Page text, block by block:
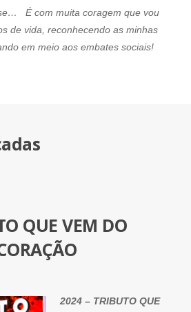
É com muita coragem que vou
de vida, reconhecendo as minhas
em meio aos embates sociais!
QUE VEM DO
2024 – TRIBUTO QUE